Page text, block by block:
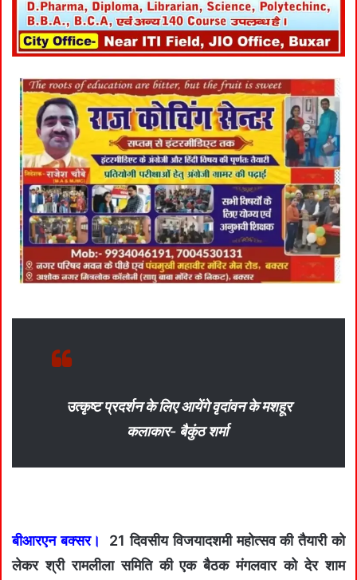
उत्कृष्ट प्रदर्शन के लिए आयेंगे वृदांवन के मशहूर
कलाकार- बैकुंठ शर्मा
बीआरएन बक्सर। 21 दिवसीय विजयादशमी महोत्सव की तैयारी को
लेकर श्री रामलीला समिति की एक बैठक मंगलवार को देर शाम